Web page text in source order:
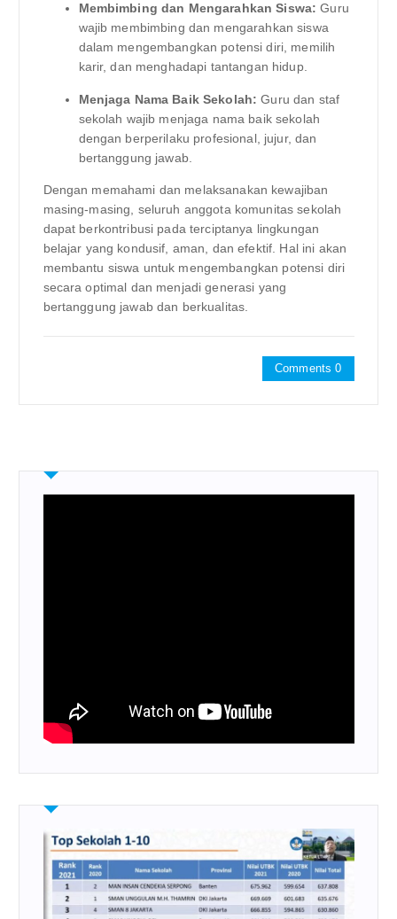
Membimbing dan Mengarahkan Siswa: Guru
wajib membimbing dan mengarahkan siswa
dalam mengembangkan potensi diri, memilih
karir, dan menghadapi tantangan hidup.
Menjaga Nama Baik Sekolah: Guru dan staf
sekolah wajib menjaga nama baik sekolah
dengan berperilaku profesional, jujur, dan
bertanggung jawab.
Dengan memahami dan melaksanakan kewajiban
masing-masing, seluruh anggota komunitas sekolah
dapat berkontribusi pada terciptanya lingkungan
belajar yang kondusif, aman, dan efektif. Hal ini akan
membantu siswa untuk mengembangkan potensi diri
secara optimal dan menjadi generasi yang
bertanggung jawab dan berkualitas.
Comments 0